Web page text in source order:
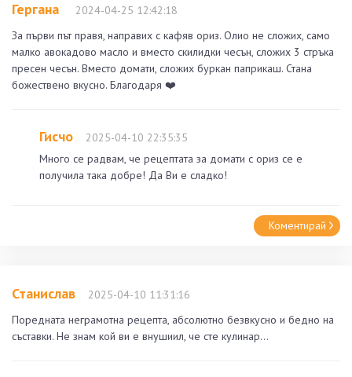
Гергана
2024-04-25 12:42:18
За първи път правя, направих с кафяв ориз. Олио не сложих, само
малко авокадово масло и вместо скилидки чесън, сложих 3 стръка
пресен чесън. Вместо домати, сложих буркан паприкаш. Стана
божествено вкусно. Благодаря ❤️
Гисчо
2025-04-10 22:35:35
Много се радвам, че рецептата за домати с ориз се е
получила така добре! Да Ви е сладко!
Коментирай
Станислав
2025-04-10 11:31:16
Поредната неграмотна рецепта, абсолютно безвкусно и бедно на
съставки. Не знам кой ви е внушиил, че сте кулинар...